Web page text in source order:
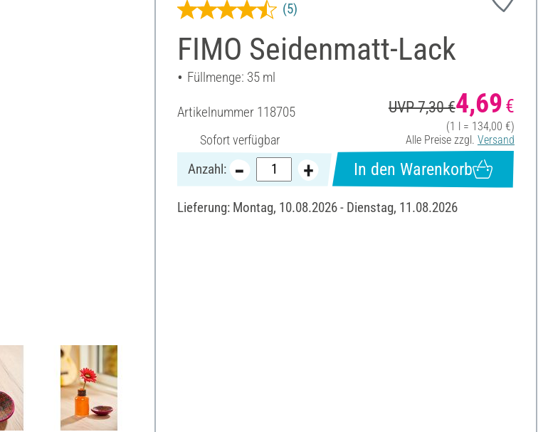
FIMO Seidenmatt-Lack
(5)
Füllmenge: 35 ml
Artikelnummer 118705
Sofort verfügbar
UVP 7,30 €4,69 €
(1 l = 134,00 €)
Alle Preise zzgl. Versand
Anzahl: In den Warenkorb
Lieferung: Montag, 10.08.2026 - Dienstag, 11.08.2026